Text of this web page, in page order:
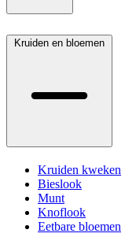
Kruiden en bloemen
Kruiden kweken
Bieslook
Munt
Knoflook
Eetbare bloemen